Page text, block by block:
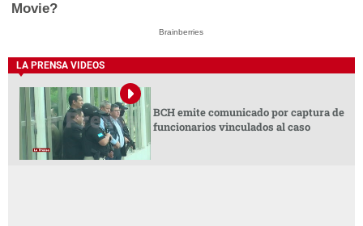
Movie?
Brainberries
LA PRENSA VIDEOS
BCH emite comunicado por captura de
funcionarios vinculados al caso